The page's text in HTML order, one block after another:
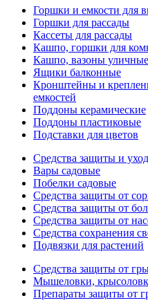
Горшки и емкости для
Горшки для рассады
Кассеты для рассады
Кашпо, горшки для
Кашпо, вазоны уличные
Ящики балконные
Кронштейны и
емкостей
Поддоны керамические
Поддоны пластиковые
Подставки для цветов
Средства защиты и
Вары садовые
Побелки садовые
Средства защиты от
Средства защиты от
Средства защиты от
Средства сохранения
Подвязки для растений
Средства защиты от
Мышеловки,
Препараты защиты от